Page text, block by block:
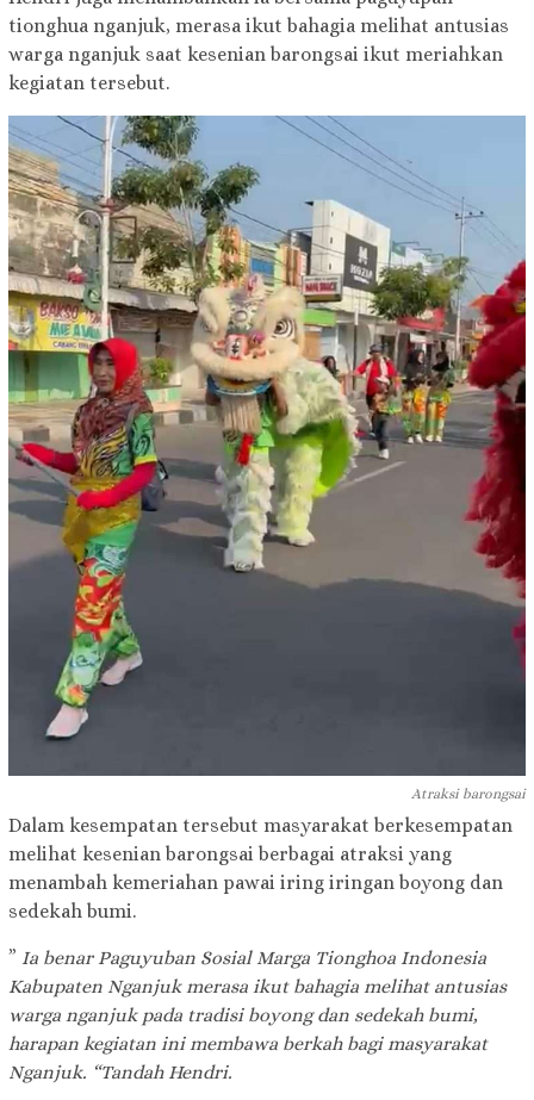
tionghua nganjuk, merasa ikut bahagia melihat antusias
warga nganjuk saat kesenian barongsai ikut meriahkan
kegiatan tersebut.
Atraksi barongsai
Dalam kesempatan tersebut masyarakat berkesempatan
melihat kesenian barongsai berbagai atraksi yang
menambah kemeriahan pawai iring iringan boyong dan
sedekah bumi.
” Ia benar Paguyuban Sosial Marga Tionghoa Indonesia
Kabupaten Nganjuk merasa ikut bahagia melihat antusias
warga nganjuk pada tradisi boyong dan sedekah bumi,
harapan kegiatan ini membawa berkah bagi masyarakat
Nganjuk. “Tandah Hendri.